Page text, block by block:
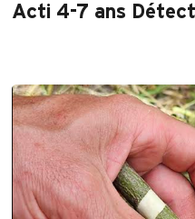
Acti 4-7 ans